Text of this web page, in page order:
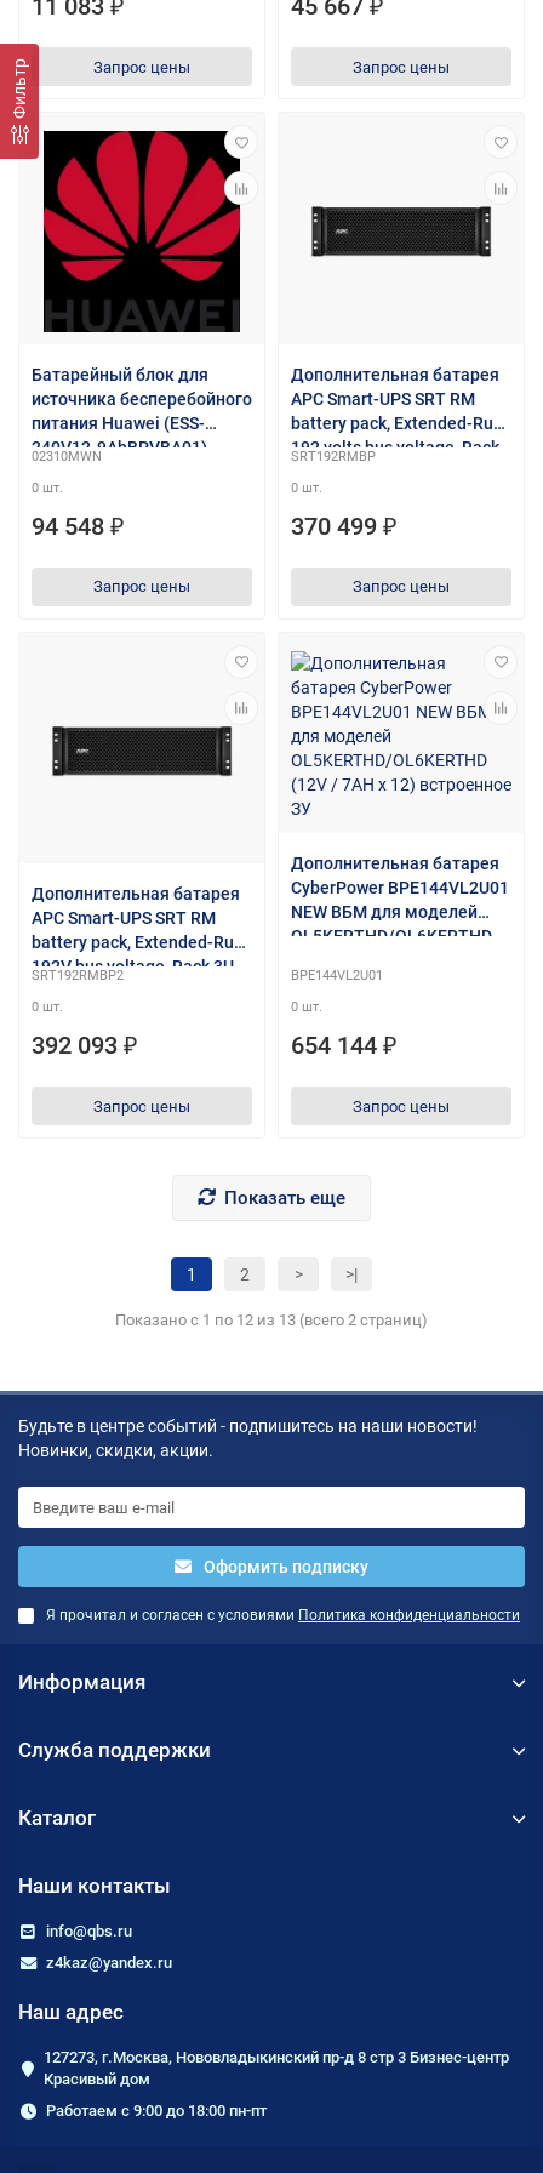
Фильтр
11 083 ₽
Запрос цены
45 667 ₽
Запрос цены
Батарейный блок для
источника бесперебойного
питания Huawei (ESS-
240V12-9AhBPVBA01)
Pack,685mm,430mm,130m
m,ESS-240V12-
02310MWN
0 шт.
94 548 ₽
Запрос цены
Дополнительная батарея
APC Smart-UPS SRT RM
battery pack, Extended-Run,
192 volts bus voltage, Rack
compatible with APC Smart-
UPS SRT RM 5000 - 6000VA,
SRT192RMBP
0 шт.
370 499 ₽
Запрос цены
Дополнительная батарея
APC Smart-UPS SRT RM
battery pack, Extended-Run,
192V bus voltage, Rack 3U,
SRT RM 8 -10kVA, Black, 1
year warranty
SRT192RMBP2
0 шт.
392 093 ₽
Запрос цены
Дополнительная батарея
CyberPower BPE144VL2U01
NEW ВБМ для моделей
OL5KERTHD/OL6KERTHD
встроенное ЗУ
BPE144VL2U01
0 шт.
654 144 ₽
Запрос цены
Показать еще
1 2 > >|
Показано с 1 по 12 из 13 (всего 2 страниц)
Будьте в центре событий - подпишитесь на наши новости!
Новинки, скидки, акции.
Оформить подписку
Я прочитал и согласен с условиями Политика конфиденциальности
Информация
Служба поддержки
Каталог
Наши контакты
info@qbs.ru
z4kaz@yandex.ru
Наш адрес
127273, г.Москва, Нововладыкинский пр-д 8 стр 3 Бизнес-центр
Красивый дом
Работаем с 9:00 до 18:00 пн-пт